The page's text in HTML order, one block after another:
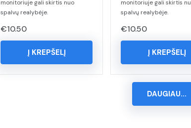
monitoriuje gali skirtis nuo
spalvų realybėje.
€10.50
Į KREPŠELĮ
monitoriuje gali skirtis
spalvų realybėje.
€10.50
Į KREPŠELĮ
DAUGIAU...